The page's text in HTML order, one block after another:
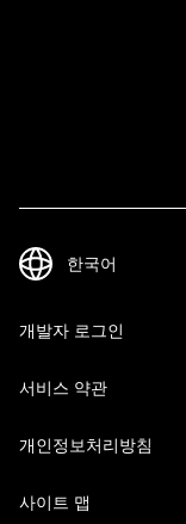
개발자 로그인
서비스 약관
개인정보처리방침
사이트 맵